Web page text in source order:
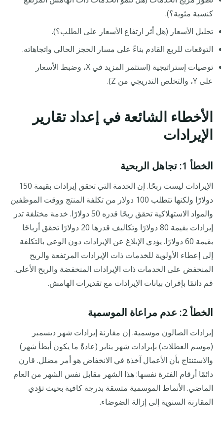
كنسبة مئوية؟).
تحليل الأسعار (هل أثر ارتفاع الأسعار على الطلب؟).
التوقعات للربع القادم بناءً على مسار الحجز الحالي واتجاهاته.
توصيات إستراتيجية (استثمر المزيد في X، وضبط الأسعار
على Y، والتخلص التدريجي من Z).
الأخطاء الشائعة في إعداد تقارير
الإيرادات
الخطأ 1: تجاهل الربحية
الإيرادات ليست ربحًا. إن الخدمة التي تحقق إيرادات بقيمة 150
دولارًا ولكنها تتطلب 100 دولار من تكلفة المنتج ووقت الموظفين
والمواد الاستهلاكية تحقق ربحًا قدره 50 دولارًا. خدمة مختلفة تدر
إيرادات بقيمة 80 دولارًا وتكاليف قدرها 20 دولارًا تحقق أرباحًا
بقيمة 60 دولارًا. يؤدي الإبلاغ عن الإيرادات دون الوعي بالتكلفة
إلى إعطاء الأولوية للخدمات ذات الإيرادات المرتفعة والربح
المنخفض على الخدمات ذات الإيرادات المنخفضة والربح الأعلى.
قم دائمًا بإقران بيانات الإيرادات مع تقديرات الهامش.
الخطأ 2: عدم مراعاة الموسمية
إيرادات الصالون موسمية. إن مقارنة إيرادات شهر ديسمبر
(موسم العطلات) بإيرادات شهر يناير (عادةً ما يكون أبطأ شهر)
والاستنتاج بأن الأعمال آخذة في الانخفاض هو أمر مضلل. قارن
دائمًا أرقام الفترة نفسها: هذا الشهر مقابل نفس الشهر من العام
الماضي. الأنماط الموسمية متسقة بدرجة كافية بحيث تؤدي
المقارنة السنوية إلى إزالة الضوضاء.